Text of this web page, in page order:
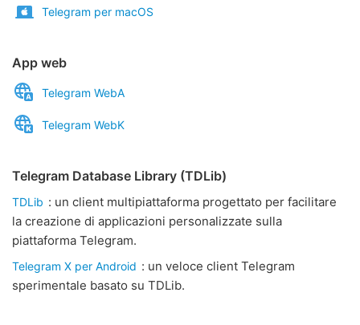
Telegram per macOS
App web
Telegram WebA
Telegram WebK
Telegram Database Library (TDLib)
TDLib : un client multipiattaforma progettato per facilitare
la creazione di applicazioni personalizzate sulla
piattaforma Telegram.
Telegram X per Android : un veloce client Telegram
sperimentale basato su TDLib.